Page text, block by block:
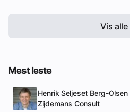
Vis alle
Mest leste
Henrik Seljeset Berg-
Zijdemans Consult